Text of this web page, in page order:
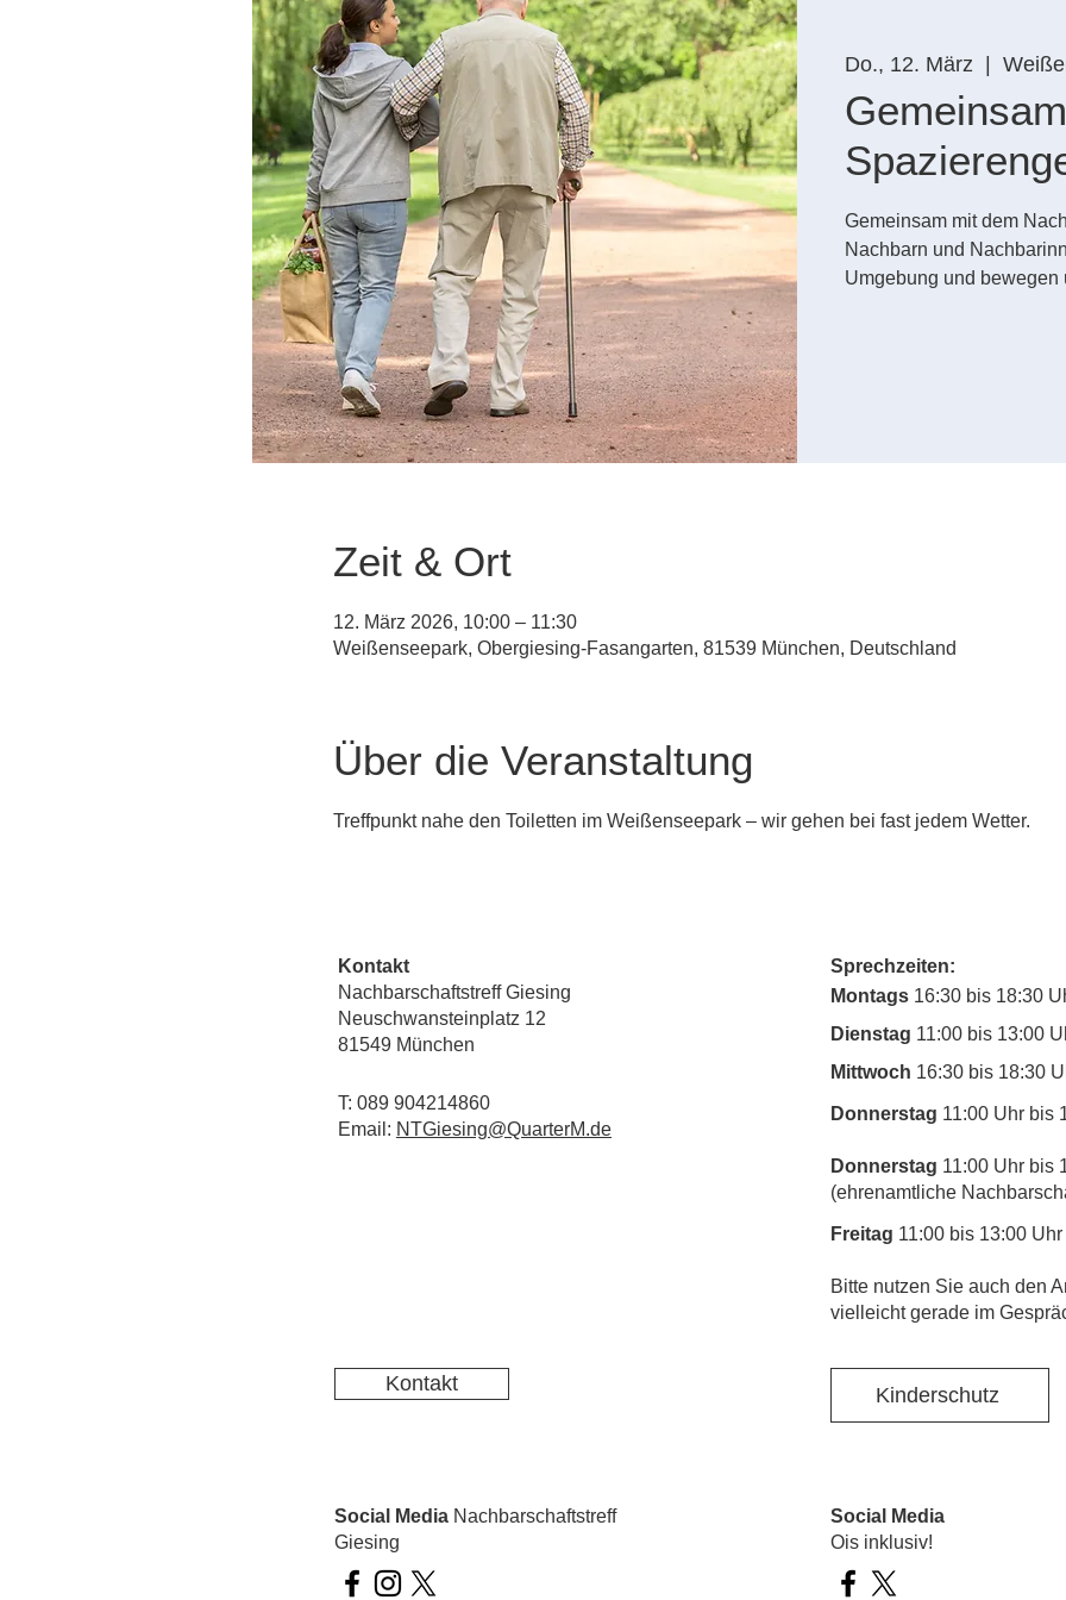
Do., 12. März
Gemeinsam
Gemeinsam mit dem
Nachbarn und
Umgebung und bewegen
Zeit & Ort
12. März 2026, 10:00 – 11:30
Weißenseepark, Obergiesing-Fasangarten, 81539 München, Deutschland
Über die Veranstaltung
Treffpunkt nahe den Toiletten im Weißenseepark – wir gehen bei fast jedem Wetter.
Kontakt
Nachbarschaftstreff Giesing
Neuschwansteinplatz 12
81549 München
T: 089 904214860
Email: NTGiesing@QuarterM.de
Kontakt
Sprechzeiten:
Montags 16:30 bis 18:30
Dienstag 11:00 bis 13:00
Mittwoch 16:30 bis 18:30
Donnerstag 11:00 Uhr bis
Donnerstag 11:00 Uhr bis
(ehrenamtliche
Freitag 11:00 bis 13:00 Uhr
​Bitte nutzen Sie auch den
vielleicht gerade im
Kinderschutz
Social Media Nachbarschaftstreff
Giesing
Social Media
Ois inklusiv!